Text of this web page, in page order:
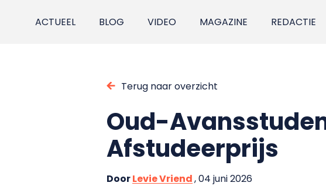
ACTUEEL BLOG VIDEO MAGAZINE REDACTIE
Terug naar overzicht
Oud-
Afstudeerprijs
DoorLevie Vriend, 04 juni 2026